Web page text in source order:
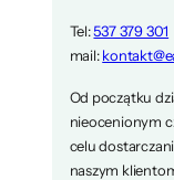
Tel:537 379 301
mail:
Od początku
nieocenionym
celu
naszym